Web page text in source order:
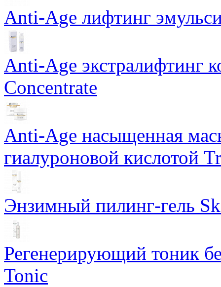
Anti-Age лифтинг
Anti-Age экстралифтинг
Concentrate
Anti-Age насыщенная
гиалуроновой кислотой
Энзимный пилинг-гель
Регенерирующий тоник
Tonic